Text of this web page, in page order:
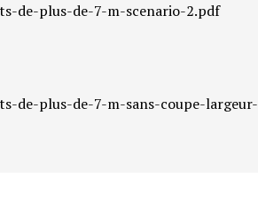
de-plus-de-7-m-scenario-2.pdf
de-plus-de-7-m-sans-coupe-largeur-